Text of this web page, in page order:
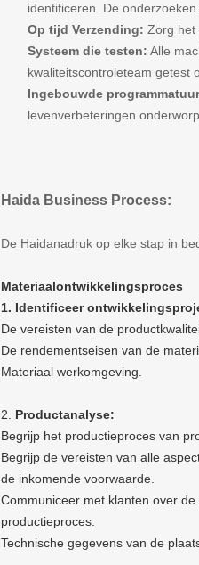
identificeren. De
Op tijd Verzending: Zorg het
Systeem die testen: Alle
kwaliteitscontroleteam getest
Ingebouwde
levenverbeteringen
Haida Business Process:
De Haidanadruk op elke stap in
Materiaalontwikkelingsproces
1. Identificeer
De vereisten van de
De rendementseisen van de
Materiaal werkomgeving.
2. Productanalyse:
Begrijp het productieproces van
Begrijp de vereisten van alle
de inkomende voorwaarde.
Communiceer met klanten over
productieproces.
Technische gegevens van de